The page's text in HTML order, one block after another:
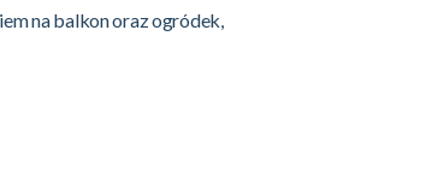
na balkon oraz ogródek,